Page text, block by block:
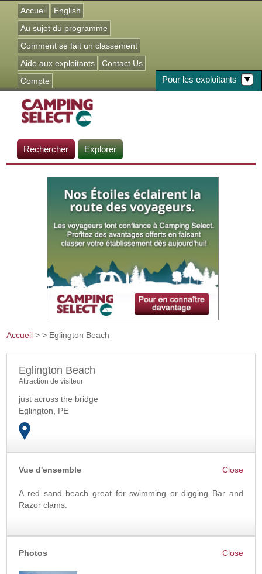
Accueil
English
Au sujet du programme
Pour les exploitants
Comment se fait un classement
Aide aux exploitants
Contact Us
Compte
Rechercher Explorer
Vous êtes ici
Accueil >> Eglington Beach
Eglington Beach
Attraction de visiteur
just across the bridge
Eglington
PE
Vue d'ensemble
A red sand beach great for swimming or digging Bar and
Razor clams.
Photos